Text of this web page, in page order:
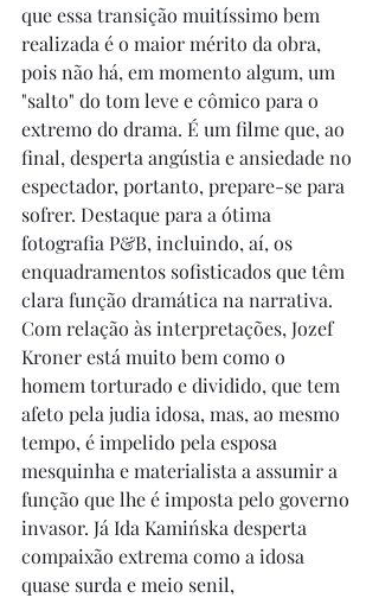
que essa transição muitíssimo bem
realizada é o maior mérito da obra,
pois não há, em momento algum, um
"salto" do tom leve e cômico para o
extremo do drama. É um filme que, ao
final, desperta angústia e ansiedade no
espectador, portanto, prepare-se para
sofrer. Destaque para a ótima
fotografia P&B, incluindo, aí, os
enquadramentos sofisticados que têm
clara função dramática na narrativa.
Com relação às interpretações, Jozef
Kroner está muito bem como o
homem torturado e dividido, que tem
afeto pela judia idosa, mas, ao mesmo
tempo, é impelido pela esposa
mesquinha e materialista a assumir a
função que lhe é imposta pelo governo
invasor. Já Ida Kamińska desperta
compaixão extrema como a idosa
quase surda e meio senil,